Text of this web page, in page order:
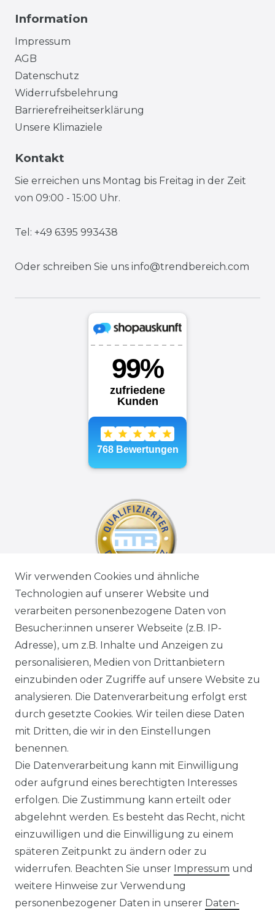
Information
Impressum
AGB
Datenschutz
Widerrufsbelehrung
Barrierefreiheitserklärung
Unsere Klimaziele
Kontakt
Sie erreichen uns Montag bis Freitag in der Zeit
von 09:00 - 15:00 Uhr.
Tel: +49 6395 993438
Oder schreiben Sie uns info@trendbereich.com
Wir verwenden Cookies und ähnliche
Technologien auf unserer Website und
verarbeiten personenbezogene Daten von
Besucher:innen unserer Webseite (z.B. IP-
Adresse), um z.B. Inhalte und Anzeigen zu
personalisieren, Medien von Drittanbietern
einzubinden oder Zugriffe auf unsere Website zu
analysieren. Die Datenverarbeitung erfolgt erst
durch gesetzte Cookies. Wir teilen diese Daten
mit Dritten, die wir in den Einstellungen
benennen.
Die Datenverarbeitung kann mit Einwilligung
oder aufgrund eines berechtigten Interesses
erfolgen. Die Zustimmung kann erteilt oder
abgelehnt werden. Es besteht das Recht, nicht
einzuwilligen und die Einwilligung zu einem
späteren Zeitpunkt zu ändern oder zu
widerrufen. Beachten Sie unser Impressum und
weitere Hinweise zur Verwendung
personenbezogener Daten in unserer Daten­